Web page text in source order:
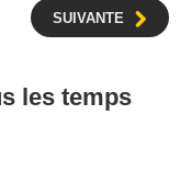
SUIVANTE
les temps